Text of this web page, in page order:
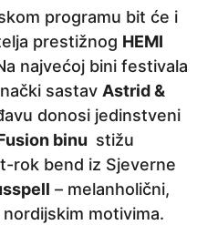
programu bit će i
prestižnog HEMI
najvećoj bini festivala
sastav Astrid &
donosi jedinstveni
binu stižu
rok bend iz Sjeverne
– melanholični,
motivima.